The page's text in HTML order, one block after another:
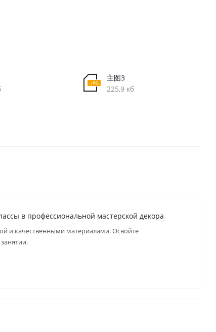
主图3
225,9 кб
в профессиональной мастерской декора
и качественными материалами. Освойте